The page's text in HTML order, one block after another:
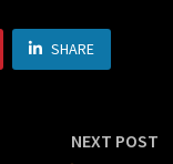
SHARE
NEXT POST